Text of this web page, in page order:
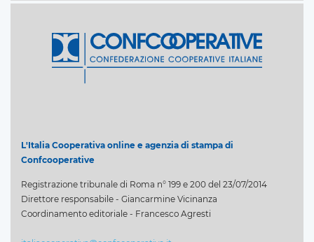
L'Italia Cooperativa online e agenzia di stampa di
Confcooperative
Registrazione tribunale di Roma n° 199 e 200 del 23/07/2014
Direttore responsabile - Giancarmine Vicinanza
Coordinamento editoriale - Francesco Agresti